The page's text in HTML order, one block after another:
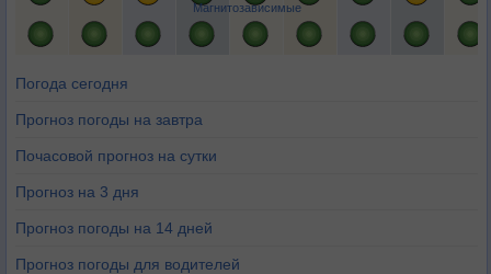
Магнитозависимые
Погода сегодня
Прогноз погоды на завтра
Почасовой прогноз на сутки
Прогноз на 3 дня
Прогноз погоды на 14 дней
Прогноз погоды для водителей